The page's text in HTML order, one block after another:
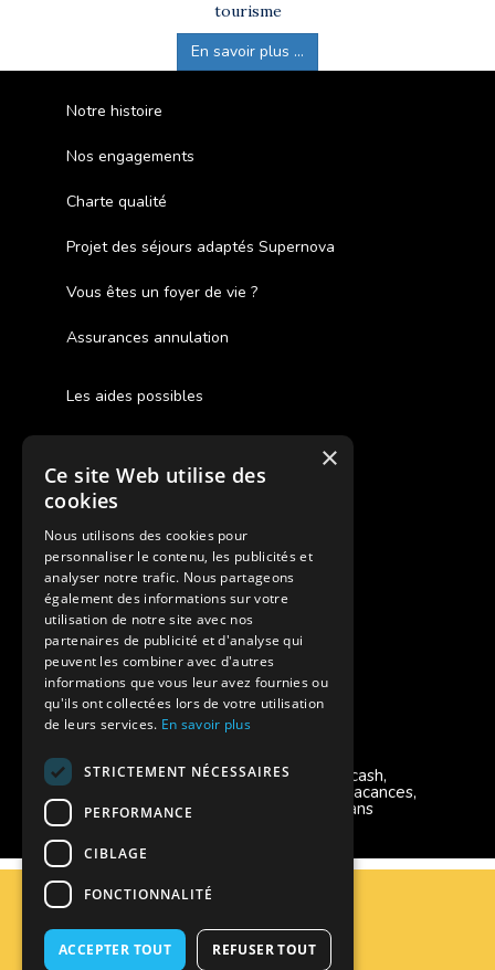
tourisme
En savoir plus ...
Notre histoire
Nos engagements
Charte qualité
Projet des séjours adaptés Supernova
Vous êtes un foyer de vie ?
Assurances annulation
Les aides possibles
Cash Back
Pour les fratries
Facebook Supernova
Instagram Supernova
Colonie de vacances SUPERNOVA
Modes de règlement acceptés
Chèque, Virement, Espèces, Mandats cash,
Bons CAF, Conseil général, Chèques vacances,
Carte bancaire, Prise en charge reçu sans
règlement, Prélèvement
Plan du site
Espace Professionnels
×
Ce site Web utilise des
cookies
Nous utilisons des cookies pour
personnaliser le contenu, les publicités et
analyser notre trafic. Nous partageons
également des informations sur votre
utilisation de notre site avec nos
partenaires de publicité et d'analyse qui
peuvent les combiner avec d'autres
informations que vous leur avez fournies ou
qu'ils ont collectées lors de votre utilisation
de leurs services. En savoir plus
STRICTEMENT NÉCESSAIRES
PERFORMANCE
CIBLAGE
FONCTIONNALITÉ
ACCEPTER TOUT REFUSER TOUT